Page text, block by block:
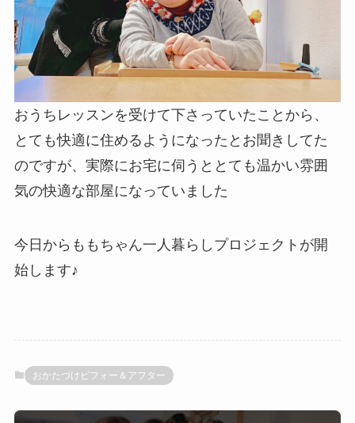
おうちレッスンを受けて下さっていたことから、
とても快適に住めるようになったとお聞きしてた
のですが、実際にお宅に伺うととても温かい雰囲
気の快適な部屋になっていました
今日からももちゃん一人暮らしプロジェクトが開
始します♪
おかたづけビフォー＆アフター